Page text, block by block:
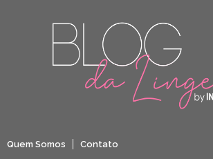
Quem Somos Contato